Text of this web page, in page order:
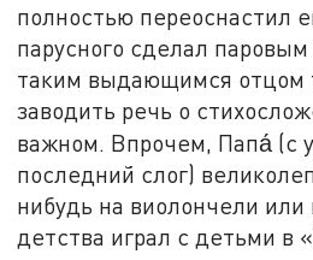
полностью переоснастил
парусного сделал
таким выдающимся отцом
заводить речь о
важном. Впрочем, Папа́ (с
последний слог)
нибудь на виолончели
детства играл с детьми в